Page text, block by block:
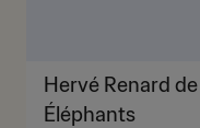
Hervé Renard
Éléphants